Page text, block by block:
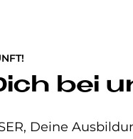
bei
Deine